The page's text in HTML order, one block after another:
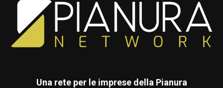
Una rete per le imprese della Pianura